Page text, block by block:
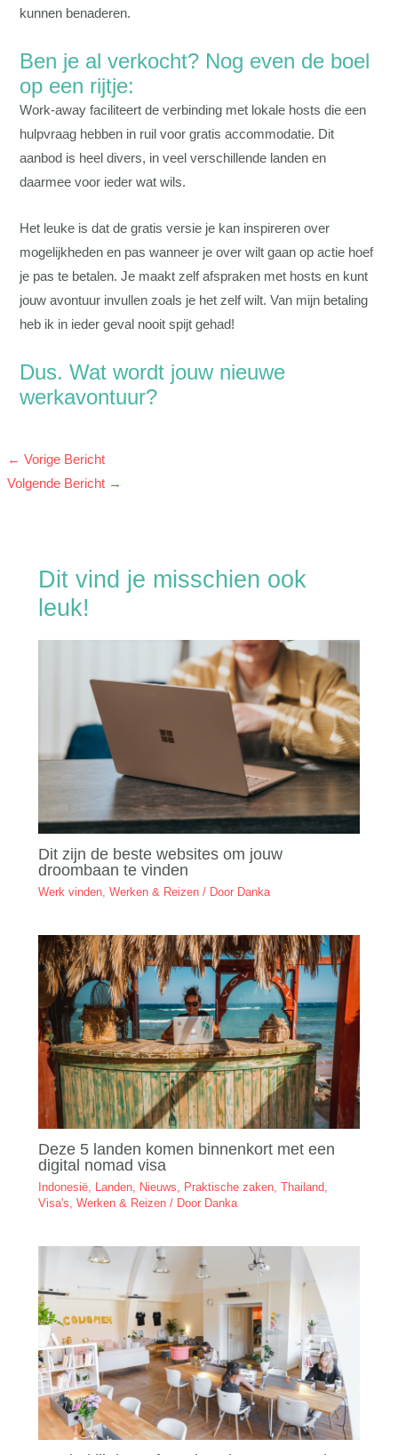
kunnen benaderen.
Ben je al verkocht? Nog even de boel
op een rijtje:
Work-away faciliteert de verbinding met lokale hosts die een
hulpvraag hebben in ruil voor gratis accommodatie. Dit
aanbod is heel divers, in veel verschillende landen en
daarmee voor ieder wat wils.
Het leuke is dat de gratis versie je kan inspireren over
mogelijkheden en pas wanneer je over wilt gaan op actie hoef
je pas te betalen. Je maakt zelf afspraken met hosts en kunt
jouw avontuur invullen zoals je het zelf wilt. Van mijn betaling
heb ik in ieder geval nooit spijt gehad!
Dus. Wat wordt jouw nieuwe
werkavontuur?
← Vorige Bericht
Volgende Bericht →
Dit vind je misschien ook
leuk!
Dit zijn de beste websites om jouw
droombaan te vinden
Werk vinden, Werken & Reizen/ Door Danka
Deze 5 landen komen binnenkort met een
digital nomad visa
Indonesië, Landen, Nieuws Praktische zaken, Thailand,
Visa's Werken & Reizen/ Door Danka